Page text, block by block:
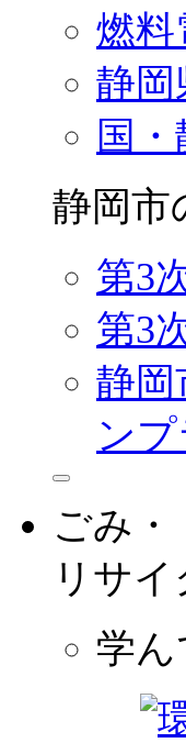
燃料
静岡
国
静岡市
第3
第3
静岡
ン
ごみ・
リサ
学